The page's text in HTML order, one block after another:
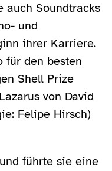
auch Soundtracks
und
ihrer Karriere.
für den besten
Shell Prize
von David
Felipe Hirsch)
führte sie eine